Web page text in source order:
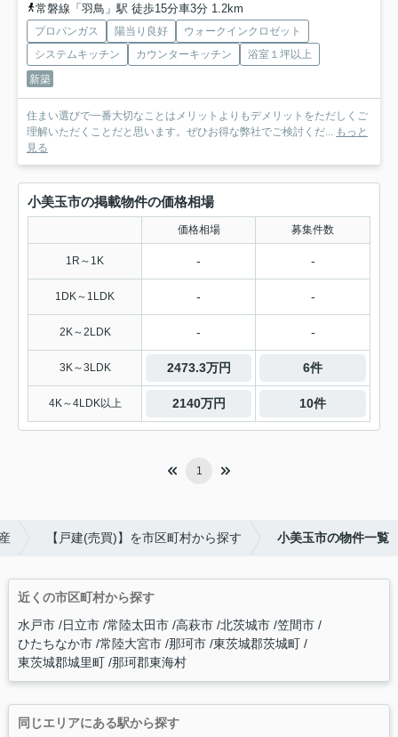
常磐線「羽鳥」駅 徒歩15分車3分 1.2km
プロパンガス 陽当り良好
ウォークインクロゼット
システムキッチン
カウンターキッチン
浴室１坪以上
新築
住まい選びで一番大切なことはメリットよりもデメリットをただしくご
理解いただくことだと思います。ぜひお得な弊社でご検討くだ...
もっと
見る
小美玉市の掲載物件の価格相場
価格相場 募集件数
1R～1K - -
1DK～1LDK - -
2K～2LDK - -
3K～3LDK 2473.3万円 6件
4K～4LDK以上 2140万円 10件
1
【戸建(売買)】を市区町村から探す 小美玉市の物件一覧
近くの市区町村から探す
水戸市 日立市 常陸太田市 高萩市 北茨城市 笠間市
ひたちなか市 常陸大宮市 那珂市 東茨城郡茨城町
東茨城郡城里町 那珂郡東海村
同じエリアにある駅から探す